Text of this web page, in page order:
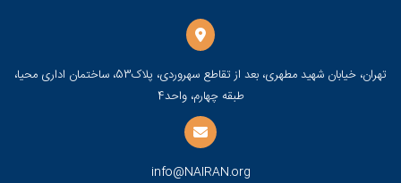
تهران، خیابان شهید مطهری، بعد از تقاطع سهروردی، پلاک53، ساختمان اداری محیا،
طبقه چهارم، واحد4
info@NAIRAN.org